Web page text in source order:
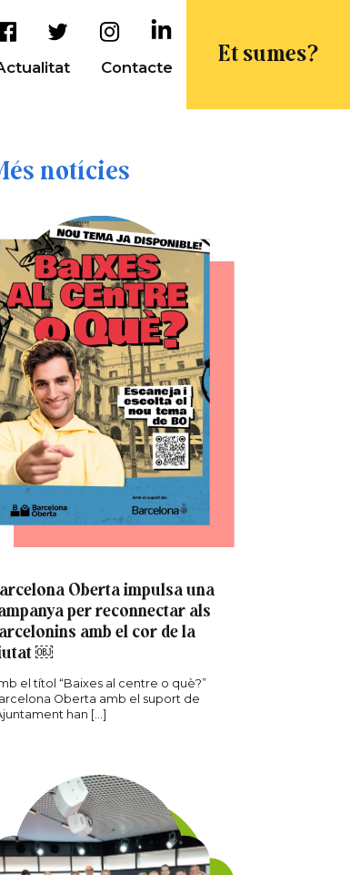
Contacte
Et sumes?
notícies
Oberta impulsa una
per reconnectar als
amb el cor de la
￼
el títol “Baixes al centre o què?”
Oberta amb el suport de
han […]